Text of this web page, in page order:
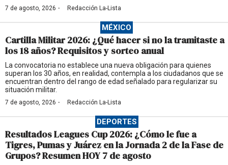
7 de agosto, 2026 · Redacción La-Lista
MÉXICO
Cartilla Militar 2026: ¿Qué hacer si no la tramitaste a
los 18 años? Requisitos y sorteo anual
La convocatoria no establece una nueva obligación para quienes
superan los 30 años, en realidad, contempla a los ciudadanos que se
encuentran dentro del rango de edad señalado para regularizar su
situación militar.
7 de agosto, 2026 · Redacción La-Lista
DEPORTES
Resultados Leagues Cup 2026: ¿Cómo le fue a
Tigres, Pumas y Juárez en la Jornada 2 de la Fase de
Grupos? Resumen HOY 7 de agosto